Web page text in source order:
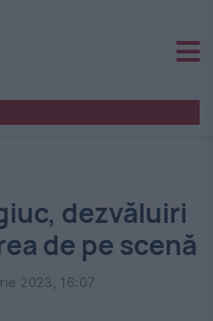
dezvăluiri
de pe scenă
2023, 16:07